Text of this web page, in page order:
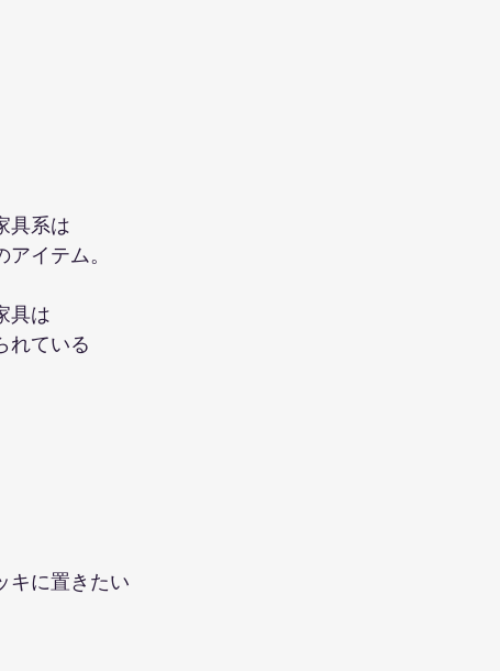
具系は
イテム。
具は
れている
キに置きたい